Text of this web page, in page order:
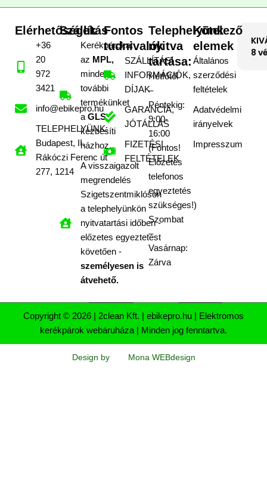
Elérhetőségek
+36
20
972
3421
info@ebikepro.hu
TELEPHELYÜNK:
Budapest, II.
Rákóczi Ferenc út
277, 1214
Szállítás
Kerékpárokat
az MPL,
minden
további
termékünket
a GLS
kézbesíti
házhoz.
A visszaigazolt
megrendelés
Szigetszentmiklóson
a telephelyünkön
nyitvatartási időben -
előzetes egyeztetést
követően -
személyesen is
átvehető.
Fontos
tudnivalók
SZÁLLÍTÁSI
INFORMÁCIÓK,
DÍJAK
GARANCIA,
JÓTÁLLÁS
FIZETÉSI
FELTÉTELEK
Telephelyünk
nyitva
tartása:
Hétfőtől
–
Péntekig:
9:00-
16:00
(Fontos!
Előzetes
telefonos
egyeztetés
szükséges!)
Szombat
–
Vasárnap:
Zárva
8
Kötelező
elemek
Általános
szerződési
feltételek
Adatvédelmi
irányelvek
Impresszum
Copyright © 2026 | 2clean Kft. | ebikepro.hu | Elektromos
kerékpárok webáruháza | Minden jog fenntartva.
Design by Mona WEBdesign